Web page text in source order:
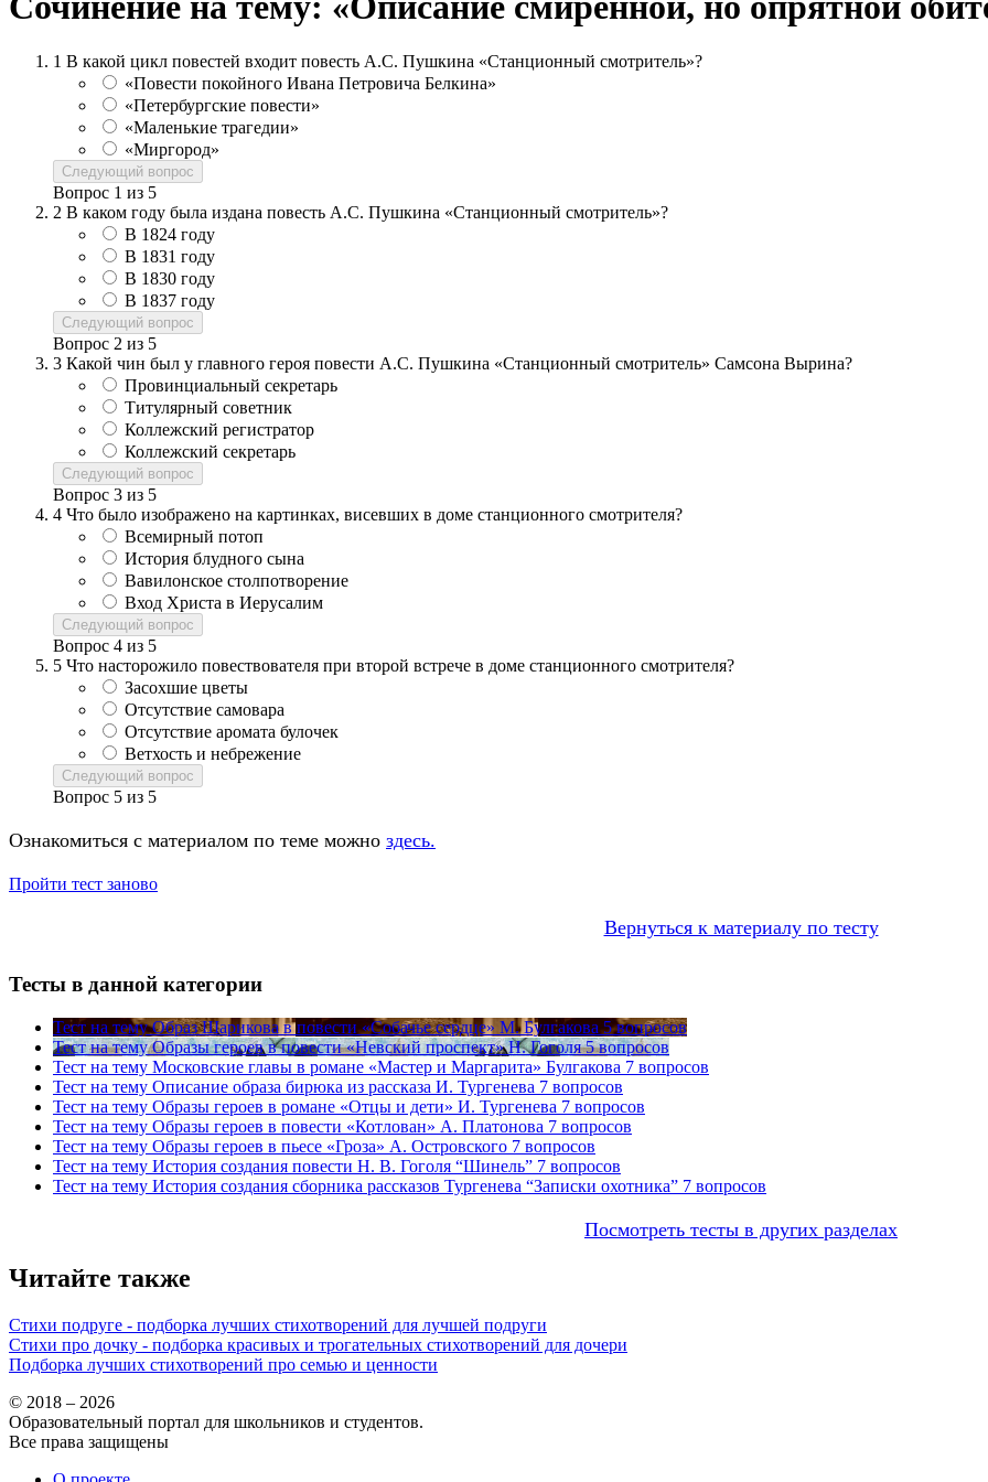
1 В какой цикл повестей входит повесть А.С. Пушкина «Станционный смотритель»?
«Повести покойного Ивана Петровича Белкина»
«Петербургские повести»
«Маленькие трагедии»
«Миргород»
Следующий вопрос
Вопрос 1 из 5
2 В каком году была издана повесть А.С. Пушкина «Станционный смотритель»?
В 1824 году
В 1831 году
В 1830 году
В 1837 году
Следующий вопрос
Вопрос 2 из 5
3 Какой чин был у главного героя повести А.С. Пушкина «Станционный смотритель» Самсона Вырина?
Провинциальный секретарь
Титулярный советник
Коллежский регистратор
Коллежский секретарь
Следующий вопрос
Вопрос 3 из 5
4 Что было изображено на картинках, висевших в доме станционного смотрителя?
Всемирный потоп
История блудного сына
Вавилонское столпотворение
Вход Христа в Иерусалим
Следующий вопрос
Вопрос 4 из 5
5 Что насторожило повествователя при второй встрече в доме станционного смотрителя?
Засохшие цветы
Отсутствие самовара
Отсутствие аромата булочек
Ветхость и небрежение
Следующий вопрос
Вопрос 5 из 5
Ознакомиться с материалом по теме можно здесь.
Пройти тест заново
Вернуться к материалу по тесту
Тесты в данной категории
Тест на тему Образ Шарикова в повести «Собачье сердце» М. Булгакова 5 вопросов
Тест на тему Образы героев в повести «Невский проспект» Н. Гоголя 5 вопросов
Тест на тему Московские главы в романе «Мастер и Маргарита» Булгакова 7 вопросов
Тест на тему Описание образа бирюка из рассказа И. Тургенева 7 вопросов
Тест на тему Образы героев в романе «Отцы и дети» И. Тургенева 7 вопросов
Тест на тему Образы героев в повести «Котлован» А. Платонова 7 вопросов
Тест на тему Образы героев в пьесе «Гроза» А. Островского 7 вопросов
Тест на тему История создания повести Н. В. Гоголя “Шинель” 7 вопросов
Тест на тему История создания сборника рассказов Тургенева “Записки охотника” 7 вопросов
Посмотреть тесты в других разделах
Читайте также
Стихи подруге - подборка лучших стихотворений для лучшей подруги
Стихи про дочку - подборка красивых и трогательных стихотворений для дочери
Подборка лучших стихотворений про семью и ценности
© 2018 – 2026
Образовательный портал для школьников и студентов.
Все права защищены